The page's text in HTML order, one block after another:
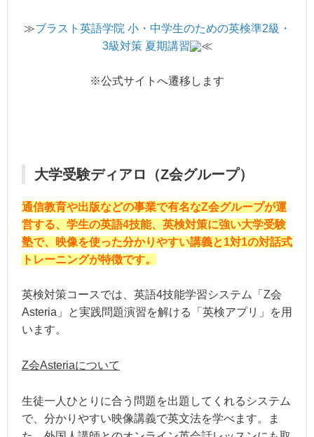
≫ブラスト英語学院 小・中学生のための英検準2級・
3級対策 夏期講習
≪
※公式サイトへ遷移します
大学受験ディアロ（Z会グループ）
通信教育や出版などの事業で有名なZ会グループが運
営する、学生の英語4技能、英検対策に強い大学受験
塾で、映像を使った分かりやすい講義と1対1の対話式
トレーニングが特徴です。
英検対策コースでは、英語4技能学習システム「Z会
Asteria」と実践問題演習を解ける「英検アプリ」を用
います。
Z会Asteriaについて
生徒一人ひとりに合う問題を出題してくれるシステム
で、分かりやすい映像講義で英文法を学べます。ま